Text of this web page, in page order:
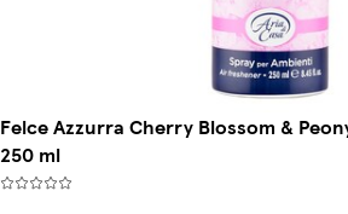
Felce Azzurra Cherry Blossom &
250 ml